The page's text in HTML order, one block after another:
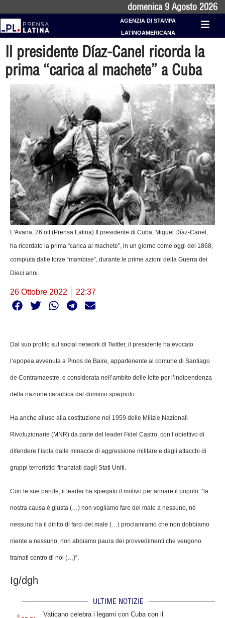
domenica 9 Agosto 2026
AGENZIA DI STAMPA
LATINOAMERICANA
Il presidente Díaz-Canel ricorda la
prima “carica al machete” a Cuba
L'Avana, 26 ott (Prensa Latina) Il presidente di Cuba, Miguel Díaz-Canel,
ha ricordato la prima “carica al machete”, in un giorno come oggi del 1868,
compiuta dalle forze “mambise”, durante le prime azioni della Guerra dei
Dieci anni.
26 Ottobre 2022 22:37
Dal suo profilo sul social network di Twitter, il presidente ha evocato
l’epopea avvenuta a Pinos de Baire, appartenente al comune di Santiago
de Contramaestre, e considerata nell’ambito delle lotte per l’indipendenza
della nazione caraibica dal dominio spagnolo.
Ha anche alluso alla costituzione nel 1959 delle Milizie Nazionali
Rivoluzionarie (MNR) da parte del leader Fidel Castro, con l’obiettivo di
difendere l’isola dalle minacce di aggressione militare e dagli attacchi di
gruppi terroristici finanziati dagli Stati Uniti.
Con le sue parole, il leader ha spiegato il motivo per armare il popolo: “la
nostra causa è giusta (…) non vogliamo fare del male a nessuno, né
nessuno ha il diritto di farci del male (…) proclamiamo che non dobbiamo
niente a nessuno, non abbiamo paura dei provvedimenti che vengono
tramati contro di noi (…)”.
Ig/dgh
ULTIME NOTIZIE
.
Vaticano celebra i legami con Cuba con il